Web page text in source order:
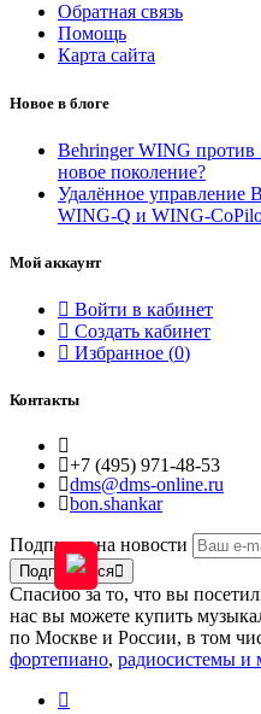
Обратная связь
Помощь
Карта сайта
Новое в блоге
Behringer WING против
новое поколение?
Удалённое управление
WING-Q и WING-
Мой аккаунт
Войти в кабинет
Создать кабинет
Избранное (0)
Контакты
+7 (495) 971-48-53
dms@dms-online.ru
bon.shankar
Подписка на новости
Подписаться
Спасибо за то, что вы
нас вы можете купить
по Москве и России, в том
фортепиано, радиосистемы